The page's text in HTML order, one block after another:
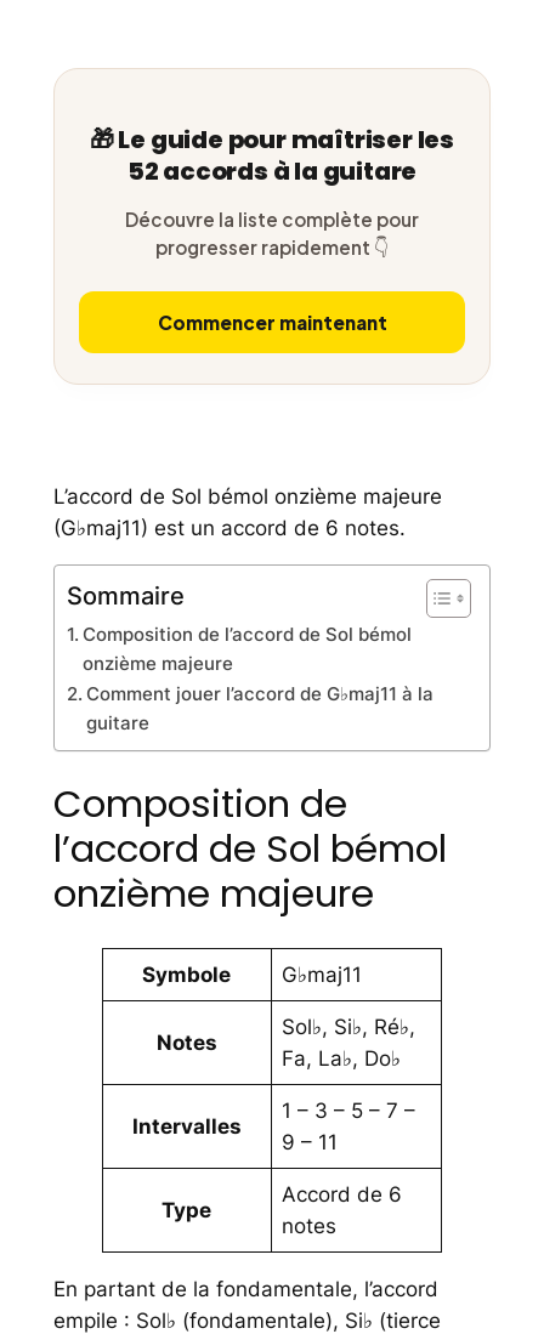
🎁 Le guide pour maîtriser les
52 accords à la guitare
Découvre la liste complète pour
progresser rapidement 👇
Commencer maintenant
L’accord de Sol bémol onzième majeure
(G♭maj11) est un accord de 6 notes.
Sommaire
Composition de l’accord de Sol bémol
onzième majeure
Comment jouer l’accord de G♭maj11 à la
guitare
Composition de
l’accord de Sol bémol
onzième majeure
Symbole G♭maj11
Notes
Sol♭, Si♭, Ré♭,
Fa, La♭, Do♭
Intervalles
1 – 3 – 5 – 7 –
9 – 11
Type
Accord de 6
notes
En partant de la fondamentale, l’accord
empile : Sol♭ (fondamentale), Si♭ (tierce